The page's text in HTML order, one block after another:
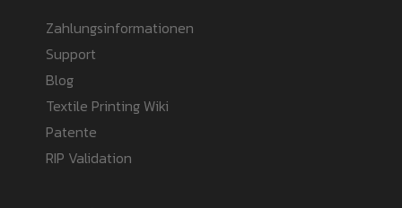
Zahlungsinformationen
Support
Blog
Textile Printing Wiki
Patente
RIP Validation